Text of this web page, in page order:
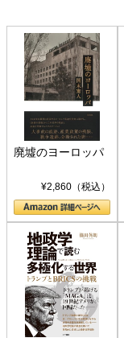
廃墟のヨーロッパ
¥2,860（税込）